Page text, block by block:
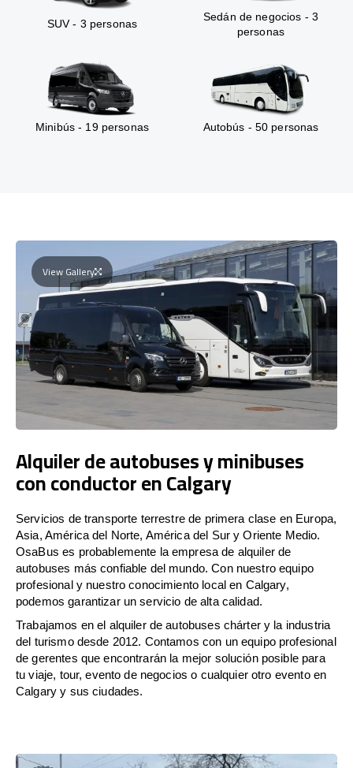
SUV - 3 personas
Sedán de negocios - 3
personas
Minibús - 19 personas Autobús - 50 personas
View Gallery
Alquiler de autobuses y minibuses
con conductor en Calgary
Servicios de transporte terrestre de primera clase en Europa,
Asia, América del Norte, América del Sur y Oriente Medio.
OsaBus es probablemente la empresa de alquiler de
autobuses más confiable del mundo. Con nuestro equipo
profesional y nuestro conocimiento local en Calgary,
podemos garantizar un servicio de alta calidad.
Trabajamos en el alquiler de autobuses chárter y la industria
del turismo desde 2012. Contamos con un equipo profesional
de gerentes que encontrarán la mejor solución posible para
tu viaje, tour, evento de negocios o cualquier otro evento en
Calgary y sus ciudades.